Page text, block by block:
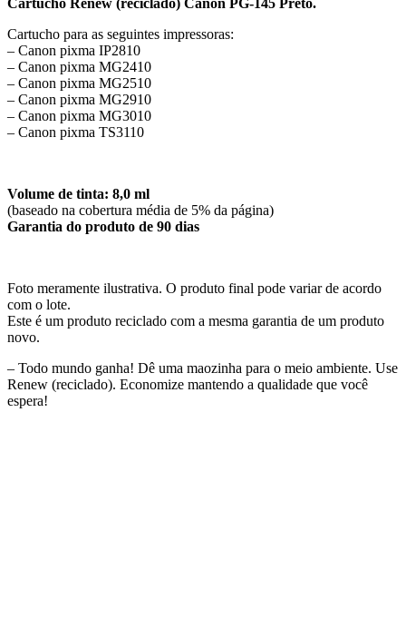
Cartucho Renew (reciclado) Canon PG-145 Preto.
Cartucho para as seguintes impressoras:
– Canon pixma IP2810
– Canon pixma MG2410
– Canon pixma MG2510
– Canon pixma MG2910
– Canon pixma MG3010
– Canon pixma TS3110
Volume de tinta: 8,0 ml
(baseado na cobertura média de 5% da página)
Garantia do produto de 90 dias
Foto meramente ilustrativa. O produto final pode variar de acordo
com o lote.
Este é um produto reciclado com a mesma garantia de um produto
novo.
– Todo mundo ganha! Dê uma maozinha para o meio ambiente. Use
Renew (reciclado). Economize mantendo a qualidade que você
espera!